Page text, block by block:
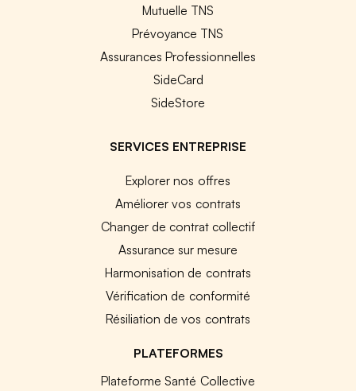
Mutuelle TNS
Prévoyance TNS
Assurances Professionnelles
SideCard
SideStore
SERVICES ENTREPRISE
Explorer nos offres
Améliorer vos contrats
Changer de contrat collectif
Assurance sur mesure
Harmonisation de contrats
Vérification de conformité
Résiliation de vos contrats
PLATEFORMES
Plateforme Santé Collective